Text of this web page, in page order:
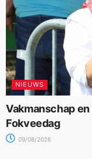
NIEUWS
Vakmanschap
Fokveedag
09/08/2026